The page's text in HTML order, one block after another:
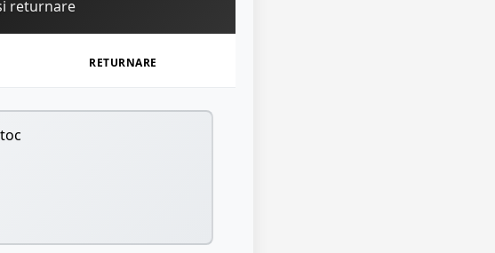
returnare
RETURNARE